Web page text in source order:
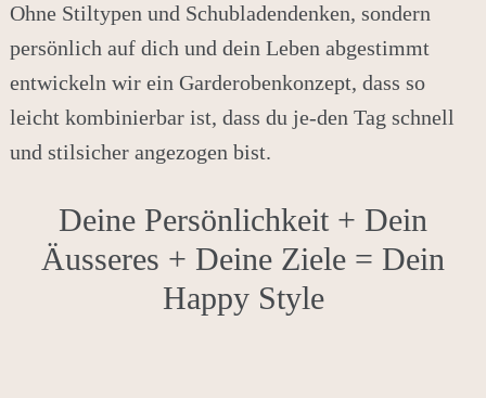
Ohne Stiltypen und Schubladendenken, sondern
persönlich auf dich und dein Leben abgestimmt
entwickeln wir ein Garderobenkonzept, dass so
leicht kombinierbar ist, dass du je-den Tag schnell
und stilsicher angezogen bist.
Deine Persönlichkeit + Dein
Äusseres + Deine Ziele = Dein
Happy Style